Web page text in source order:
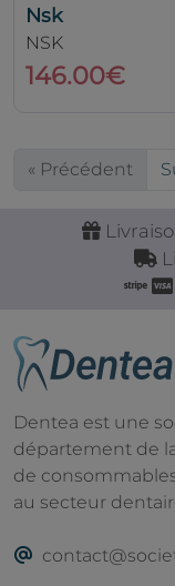
Nsk
NSK
146.00€
« Précédent
Dentea est une
département de
de
au secteur